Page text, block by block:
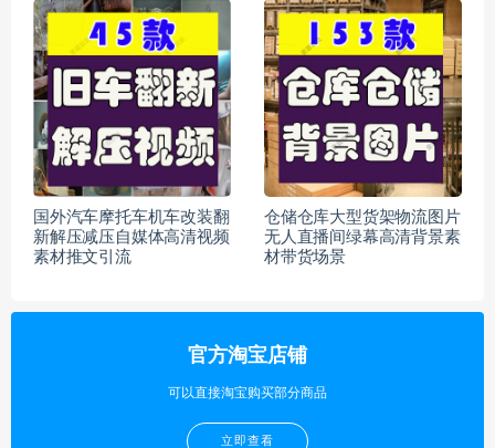
国外汽车摩托车机车改装翻
新解压减压自媒体高清视频
素材推文引流
仓储仓库大型货架物流图片
无人直播间绿幕高清背景素
材带货场景
官方淘宝店铺
可以直接淘宝购买部分商品
立即查看